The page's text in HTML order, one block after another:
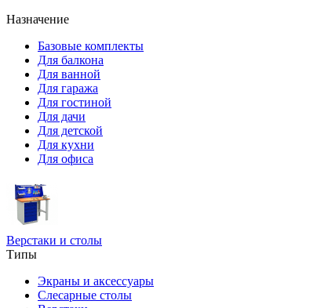
Назначение
Базовые комплекты
Для балкона
Для ванной
Для гаража
Для гостиной
Для дачи
Для детской
Для кухни
Для офиса
Верстаки и столы
Типы
Экраны и аксессуары
Слесарные столы